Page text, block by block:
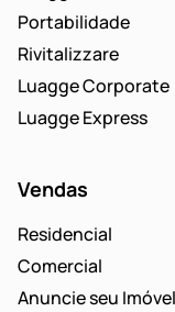
Portabilidade
Rivitalizzare
Luagge Corporate
Luagge Express
Vendas
Residencial
Comercial
Anuncie seu Imóvel